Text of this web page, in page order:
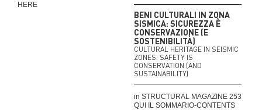
HERE
BENI CULTURALI IN ZONA
SISMICA: SICUREZZA È
CONSERVAZIONE (E
SOSTENIBILITÀ)
CULTURAL HERITAGE IN SEISMIC
ZONES: SAFETY IS
CONSERVATION (AND
SUSTAINABILITY)
in STRUCTURAL MAGAZINE 253
QUI IL SOMMARIO-CONTENTS